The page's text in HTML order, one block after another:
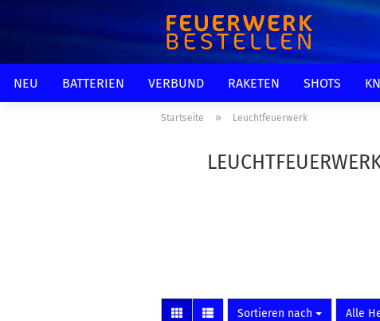
NEU BATTERIEN VERBUND RAKETEN SHOTS
Startseite » Leuchtfeuerwerk
Sortieren nach Alle